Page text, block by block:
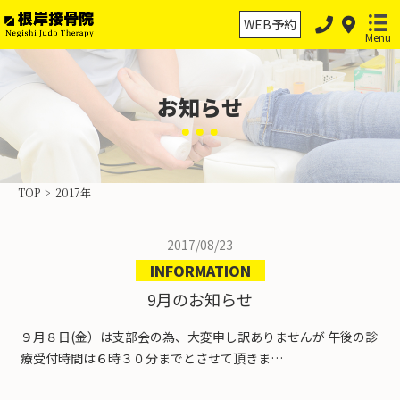
お知らせ
WEB予約
Menu
ホーム
保険診療
交通事故治療
スポーツ外傷・障害
物理療法の分類
当院案内
TOP > 2017年
2017/08/23
INFORMATION
9月のお知らせ
９月８日(金）は支部会の為、大変申し訳ありませんが 午後の診
療受付時間は６時３０分までとさせて頂きま…